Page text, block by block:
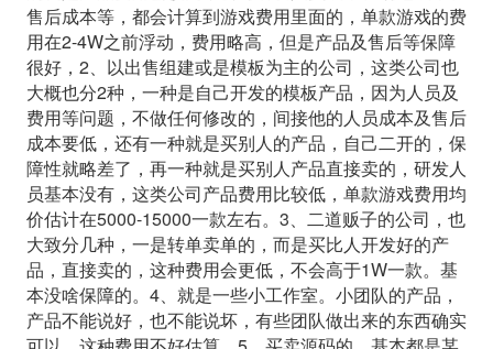
售后成本等，都会计算到游戏费用里面的，单款游戏的费
用在2-4W之前浮动，费用略高，但是产品及售后等保障
很好，2、以出售组建或是模板为主的公司，这类公司也
大概也分2种，一种是自己开发的模板产品，因为人员及
费用等问题，不做任何修改的，间接他的人员成本及售后
成本要低，还有一种就是买别人的产品，自己二开的，保
障性就略差了，再一种就是买别人产品直接卖的，研发人
员基本没有，这类公司产品费用比较低，单款游戏费用均
价估计在5000-15000一款左右。3、二道贩子的公司，也
大致分几种，一是转单卖单的，而是买比人开发好的产
品，直接卖的，这种费用会更低，不会高于1W一款。基
本没啥保障的。4、就是一些小工作室。小团队的产品，
产品不能说好，也不能说坏，有些团队做出来的东西确实